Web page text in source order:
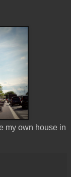
my own house in